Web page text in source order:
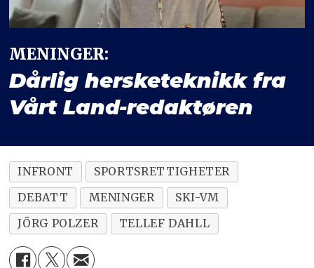
MENINGER:
Dårlig hersketeknikk fra
Vårt Land-redaktøren
INFRONT
SPORTSRETTIGHETER
DEBATT
MENINGER
SKI-VM
JÖRG POLZER
TELLEF DAHLL